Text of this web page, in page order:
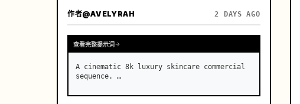
作者@AVELYRAH 2 DAYS AGO
查看完整提示词
A cinematic 8k luxury skincare commercial
sequence. …